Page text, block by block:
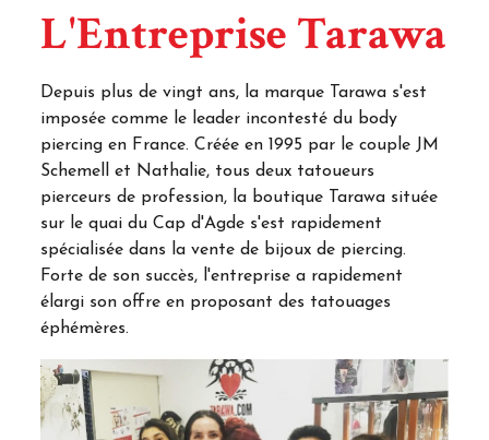
L'Entreprise Tarawa
Depuis plus de vingt ans, la marque Tarawa s'est
imposée comme le leader incontesté du body
piercing en France. Créée en 1995 par le couple JM
Schemell et Nathalie, tous deux tatoueurs
pierceurs de profession, la boutique Tarawa située
sur le quai du Cap d'Agde s'est rapidement
spécialisée dans la vente de bijoux de piercing.
Forte de son succès, l'entreprise a rapidement
élargi son offre en proposant des tatouages
éphémères.